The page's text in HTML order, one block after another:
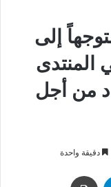
إلى
المنتدى
من أجل
دقيقة واحدة